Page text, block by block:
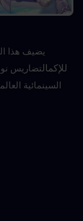
يضيف هذا
للإكمال
السينمائية